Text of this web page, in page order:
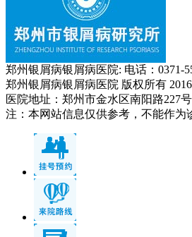
郑州银屑病银屑病医院: 电话：0371-
郑州银屑病银屑病医院 版权所有
医院地址：郑州市金水区南阳路227
注：本网站信息仅供参考，不能作为